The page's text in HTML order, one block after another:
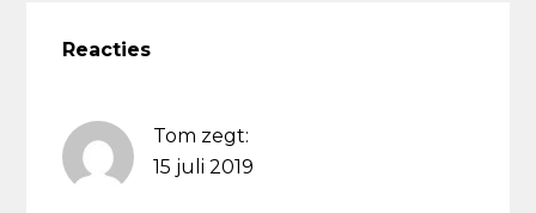
Interacties
Reacties
Tom zegt:
15 juli 2019